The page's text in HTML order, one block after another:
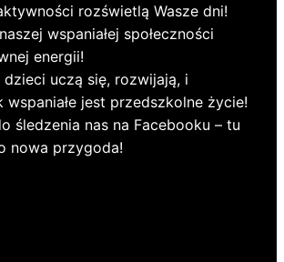
rozświetlą Wasze dni!
wspaniałej społeczności
energii!
dzieci uczą się, rozwijają, i
wspaniałe jest przedszkolne życie!
śledzenia nas na Facebooku – tu
nowa przygoda!